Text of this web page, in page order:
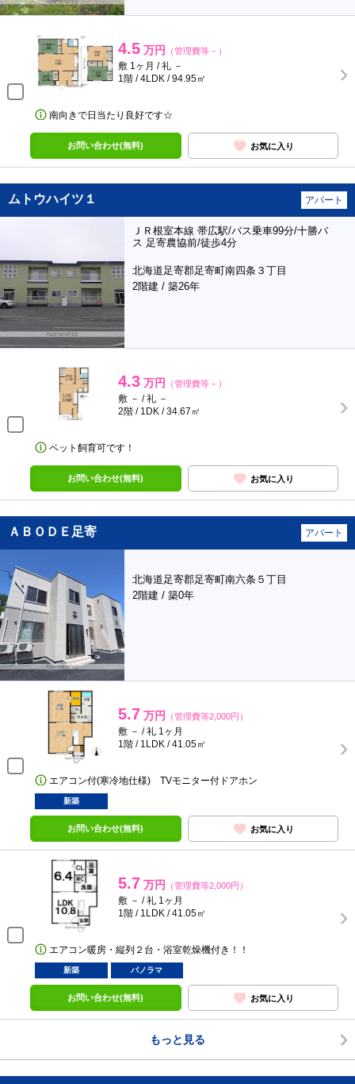
4.5 万円 （管理費等－）
敷 1ヶ月 / 礼 －
1階 / 4LDK / 94.95㎡
南向きで日当たり良好です☆
お問い合わせ(無料) お気に入り
ムトウハイツ１ アパート
ＪＲ根室本線 帯広駅/バス乗車99分/十勝バ
ス 足寄農協前/徒歩4分
北海道足寄郡足寄町南四条３丁目
2階建 / 築26年
4.3 万円 （管理費等－）
敷 － / 礼 －
2階 / 1DK / 34.67㎡
ペット飼育可です！
お問い合わせ(無料) お気に入り
ＡＢＯＤＥ足寄 アパート
北海道足寄郡足寄町南六条５丁目
2階建 / 築0年
5.7 万円 （管理費等2,000円）
敷 － / 礼 1ヶ月
1階 / 1LDK / 41.05㎡
エアコン付(寒冷地仕様) TVモニター付ドアホン
新築
お問い合わせ(無料) お気に入り
5.7 万円 （管理費等2,000円）
敷 － / 礼 1ヶ月
1階 / 1LDK / 41.05㎡
エアコン暖房・縦列２台・浴室乾燥機付き！！
新築 パノラマ
お問い合わせ(無料) お気に入り
もっと見る